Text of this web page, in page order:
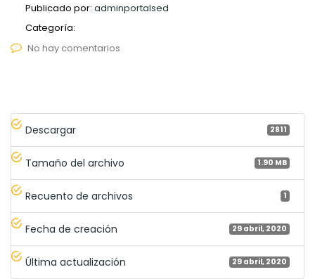
Publicado por: adminportalsed
Categoría:
No hay comentarios
Descargar 2811
Tamaño del archivo 1.90 MB
Recuento de archivos 1
Fecha de creación 29 abril, 2020
Última actualización 29 abril, 2020